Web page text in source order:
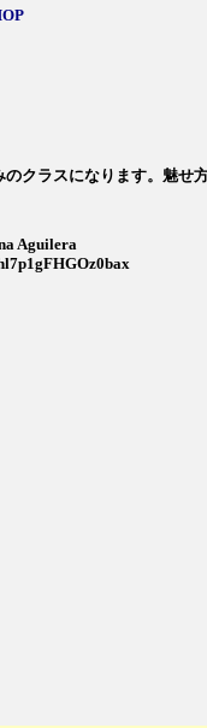
クラスになります。魅せ
Aguilera